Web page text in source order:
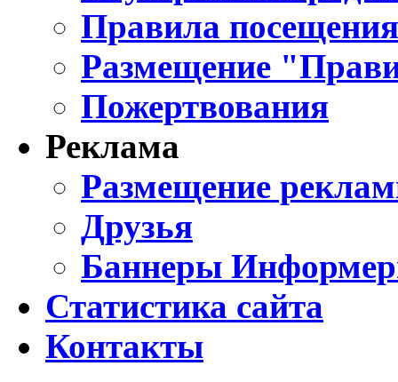
Правила
Размещение
Пожертвования
Реклама
Размещение
Друзья
Баннеры
Статистика сайта
Контакты